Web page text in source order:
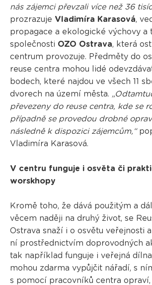
nás zájemci převzali více než 36
prozrazuje Vladimíra Karasová,
propagace a ekologické výchovy a
společnosti OZO Ostrava, která
centrum provozuje. Předměty do
reuse centra mohou lidé
bodech, které najdou ve všech 11
dvorech na území města.
převezeny do reuse centra, kde se
případně se provedou drobné
následně k dispozici zájemcům,“
Vladimíra Karasová.
V centru funguje i osvěta či
worskhopy
Kromě toho, že dává použitým a
věcem naději na druhý život, se
Ostrava snaží i o osvětu veřejnosti
ní prostřednictvím doprovodných
tak například funguje i veřejná
mohou zdarma vypůjčit nářadí, s
s pomocí pracovníků centra